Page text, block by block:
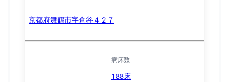
京都府舞鶴市字倉谷４２７
病床数
188床